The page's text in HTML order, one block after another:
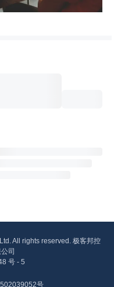
All rights reserved. 极客邦控
司
号 - 5
号